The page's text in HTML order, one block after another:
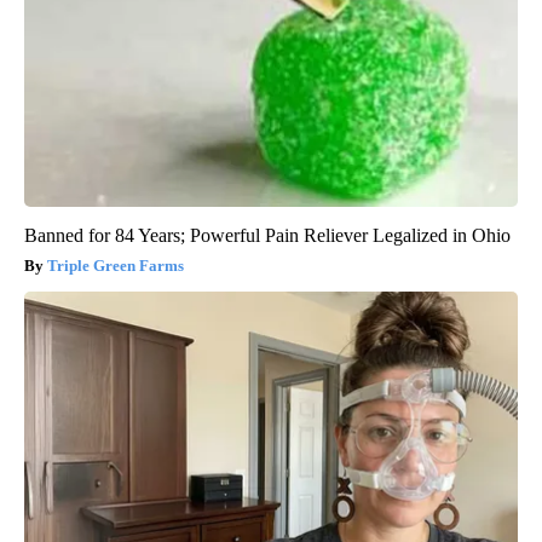
Banned for 84 Years; Powerful Pain Reliever Legalized in Ohio
Triple Green Farms